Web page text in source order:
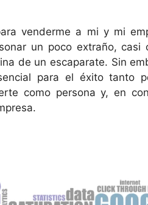
venderme a mi y mi
un poco extraño,
de un escaparate. Sin
para el éxito tanto
como persona y, en